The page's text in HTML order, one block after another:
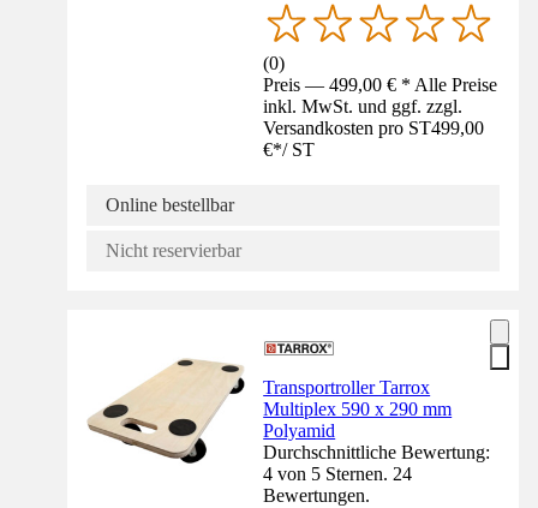
(0)
Preis — 499,00 € * Alle Preise
inkl. MwSt. und ggf. zzgl.
Versandkosten pro ST499,00
€*/ ST
Online bestellbar
Nicht reservierbar
Transportroller Tarrox
Multiplex 590 x 290 mm
Polyamid
Durchschnittliche Bewertung:
4 von 5 Sternen. 24
Bewertungen.